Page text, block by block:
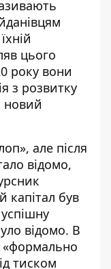
цього
року вони
з розвитку
новий
але після
відомо,
капітал був
відомо. В
тиском